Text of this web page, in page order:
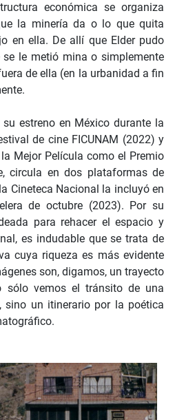
económica se organiza
la minería da o lo que quita
en ella. De allí que Elder pudo
se le metió mina o simplemente
de ella (en la urbanidad a fin
su estreno en México durante la
de cine FICUNAM (2022) y
Mejor Película como el Premio
circula en dos plataformas de
Cineteca Nacional la incluyó en
de octubre (2023). Por su
para rehacer el espacio y
es indudable que se trata de
cuya riqueza es más evidente
son, digamos, un trayecto
sólo vemos el tránsito de una
sino un itinerario por la poética